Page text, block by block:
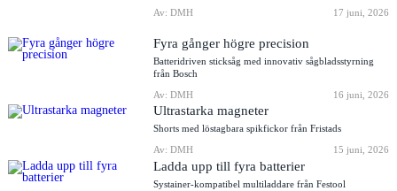
Av: DMH
17 juni, 2026
Fyra gånger högre precision
Batteridriven sticksåg med innovativ sågbladsstyrning
från Bosch
Av: DMH
16 juni, 2026
Ultrastarka magneter
Shorts med löstagbara spikfickor från Fristads
Av: DMH
15 juni, 2026
Ladda upp till fyra batterier
Systainer-kompatibel multiladdare från Festool